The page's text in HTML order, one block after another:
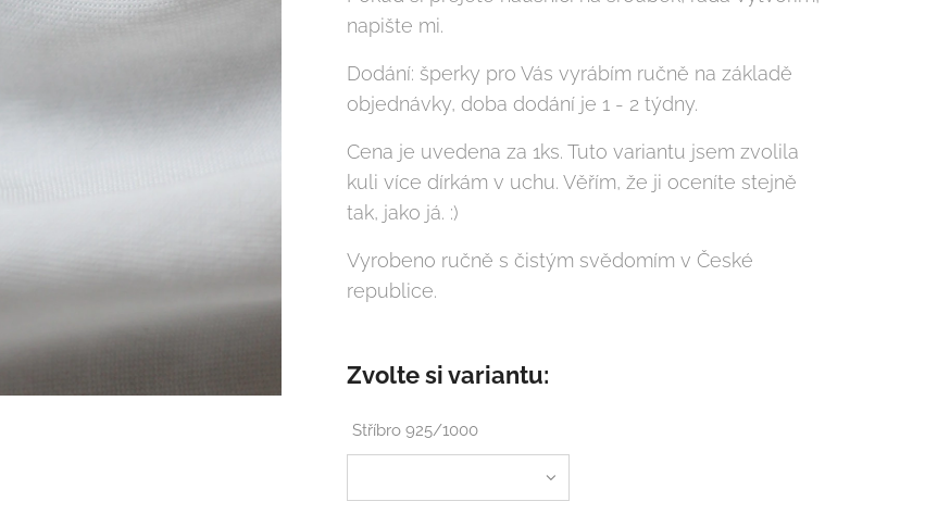
napište mi.
Dodání: šperky pro Vás vyrábím ručně na základě
objednávky, doba dodání je 1 - 2 týdny.
Cena je uvedena za 1ks. Tuto variantu jsem zvolila
kuli více dírkám v uchu. Věřím, že ji oceníte stejně
tak, jako já. :)
Vyrobeno ručně s čistým svědomím v České
republice.
Zvolte si variantu:
Stříbro 925/1000